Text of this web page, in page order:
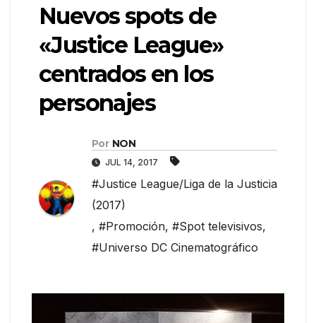
Nuevos spots de
«Justice League»
centrados en los
personajes
Por NON
JUL 14, 2017
#Justice League/Liga de la Justicia
(2017)
, #Promoción, #Spot televisivos,
#Universo DC Cinematográfico